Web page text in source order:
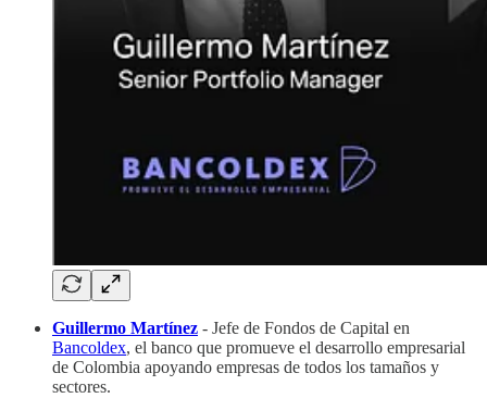
Guillermo Martínez - Jefe de Fondos de Capital en
Bancoldex, el banco que promueve el desarrollo empresarial
de Colombia apoyando empresas de todos los tamaños y
sectores.